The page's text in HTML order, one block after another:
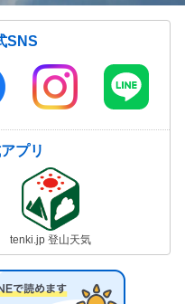
SNS
プリ
tenki.jp 登山天気